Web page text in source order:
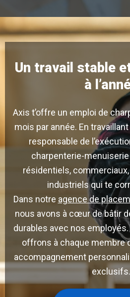
Un travail stable
à
Axis t’offre un emploi de
mois par année. En
responsable de
charpenterie-
résidentiels,
industriels qui te
Dans notre agence de
nous avons à cœur de bâtir
durables avec nos employés.
offrons à chaque membre
accompagnement
exclusifs.